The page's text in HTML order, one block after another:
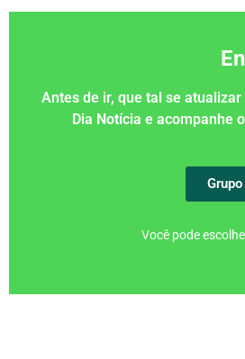
Antes de ir, que tal se
Dia Notícia e acompanhe
Grupo
Você pode